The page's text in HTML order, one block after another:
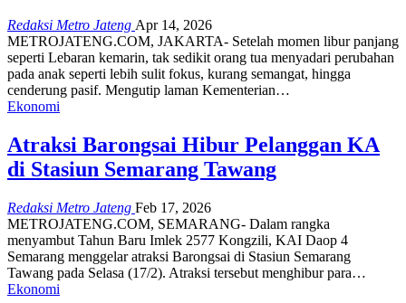
Redaksi Metro Jateng Apr 14, 2026
METROJATENG.COM, JAKARTA- Setelah momen libur panjang
seperti Lebaran kemarin, tak sedikit orang tua menyadari perubahan
pada anak seperti lebih sulit fokus, kurang semangat, hingga
cenderung pasif. Mengutip laman Kementerian…
Ekonomi
Atraksi Barongsai Hibur Pelanggan KA
di Stasiun Semarang Tawang
Redaksi Metro Jateng Feb 17, 2026
METROJATENG.COM, SEMARANG- Dalam rangka
menyambut Tahun Baru Imlek 2577 Kongzili, KAI Daop 4
Semarang menggelar atraksi Barongsai di Stasiun Semarang
Tawang pada Selasa (17/2). Atraksi tersebut menghibur para…
Ekonomi